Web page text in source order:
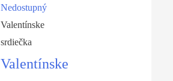
Nedostupný
Valentínske
srdiečka
Valentínske